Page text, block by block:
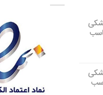
| مناسب
| مناسب